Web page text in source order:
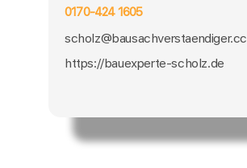
0170-424 1605
scholz@bausachverstaendiger.cc
https://bauexperte-scholz.de